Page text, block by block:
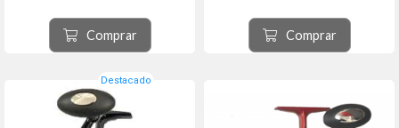
inoxidable.
Comprar
inoxidable.
Comprar
Destacado